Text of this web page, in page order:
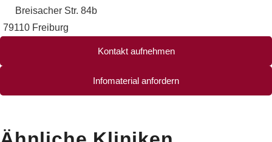
Breisacher Str. 84b
79110 Freiburg
Kontakt aufnehmen
Infomaterial anfordern